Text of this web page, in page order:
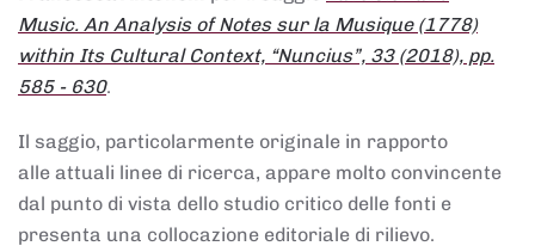
Music. An Analysis of Notes sur la Musique (1778)
within Its Cultural Context, “Nuncius”, 33 (2018), pp.
585 - 630.
Il saggio, particolarmente originale in rapporto
alle attuali linee di ricerca, appare molto convincente
dal punto di vista dello studio critico delle fonti e
presenta una collocazione editoriale di rilievo.